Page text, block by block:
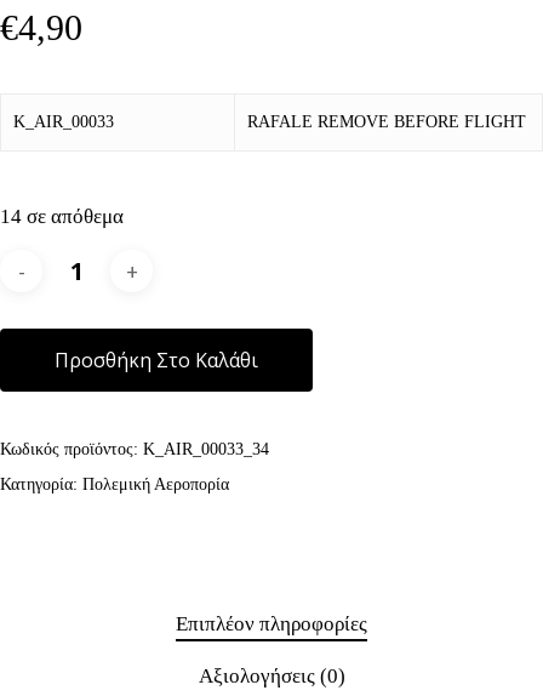
€4,90
K_AIR_00033 RAFALE REMOVE BEFORE FLIGHT
14 σε απόθεμα
Προσθήκη Στο Καλάθι
Κωδικός προϊόντος: K_AIR_00033_34
Κατηγορία: Πολεμική Αεροπορία
Επιπλέον πληροφορίες
Αξιολογήσεις (0)